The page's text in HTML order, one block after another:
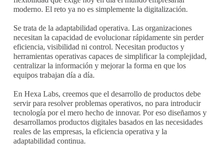
moderno. El reto ya no es simplemente la digitalización.
Se trata de la adaptabilidad operativa. Las organizaciones
necesitan la capacidad de evolucionar rápidamente sin perder
eficiencia, visibilidad ni control. Necesitan productos y
herramientas operativas capaces de simplificar la complejidad,
centralizar la información y mejorar la forma en que los
equipos trabajan día a día.
En Hexa Labs, creemos que el desarrollo de productos debe
servir para resolver problemas operativos, no para introducir
tecnología por el mero hecho de innovar. Por eso diseñamos y
desarrollamos productos digitales basados en las necesidades
reales de las empresas, la eficiencia operativa y la
adaptabilidad continua.